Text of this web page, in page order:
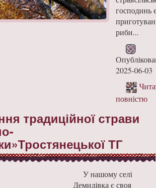
господинь
риби...
2025-06-03
повністю
традиційної страви
ТГ
У нашому селі
Демидівка є своя